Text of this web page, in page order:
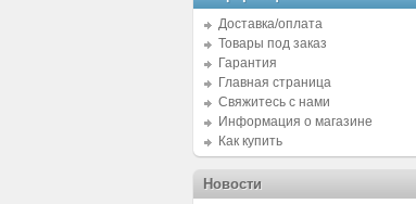
Доставка/оплата
Товары под заказ
Гарантия
Главная страница
Свяжитесь с нами
Информация о магазине
Как купить
Новости